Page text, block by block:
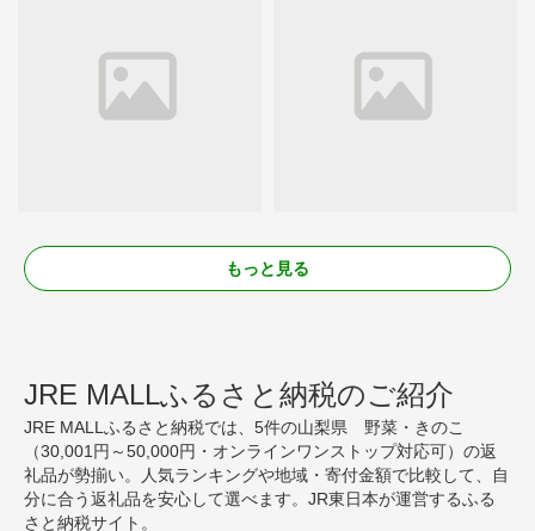
もっと見る
JRE MALLふるさと納税のご紹介
JRE MALLふるさと納税では、5件の山梨県 野菜・きのこ
（30,001円～50,000円・オンラインワンストップ対応可）の返
礼品が勢揃い。人気ランキングや地域・寄付金額で比較して、自
分に合う返礼品を安心して選べます。JR東日本が運営するふる
さと納税サイト。